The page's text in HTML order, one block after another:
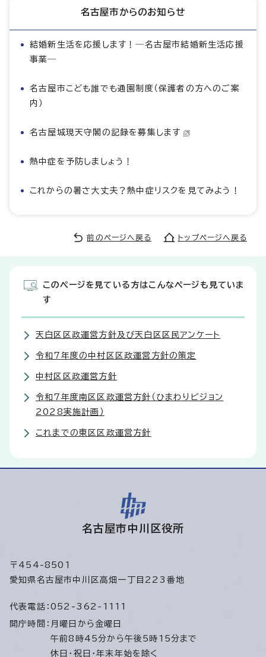
名古屋市からのお知らせ
結婚新生活を応援します！―名古屋市結婚新生活応援
事業―
名古屋市こども誰でも通園制度（保護者の方へのご案
内）
名古屋城現天守閣の記録を募集します
熱中症を予防しましょう！
これからの暑さ大丈夫？熱中症リスクを見てみよう！
前のページへ戻る トップページへ戻る
このページを見ている方はこんなページも見ていま
す
天白区区政運営方針及び天白区区民アンケート
令和7年度の中村区区政運営方針の策定
中村区区政運営方針
令和7年度南区区政運営方針（ひまわりビジョン
2028実施計画）
これまでの東区区政運営方針
名古屋市中川区役所
〒454-8501
愛知県名古屋市中川区高畑一丁目223番地
代表電話： 052-362-1111
開庁時間： 月曜日から金曜日
午前8時45分から午後5時15分まで
休日・祝日・年末年始を除く